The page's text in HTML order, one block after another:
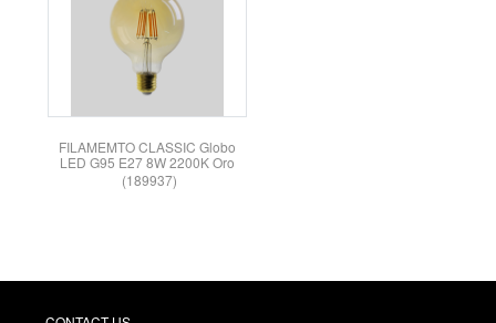
FILAMEMTO CLASSIC Globo
LED G95 E27 8W 2200K Oro
(189937)